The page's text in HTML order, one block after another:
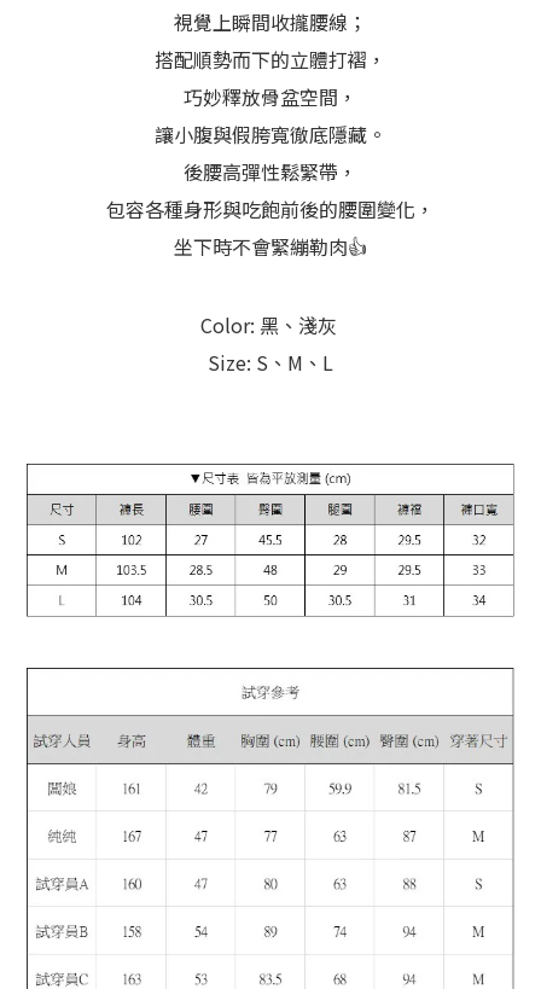
視覺上瞬間收攏腰線；
搭配順勢而下的立體打褶，
巧妙釋放骨盆空間，
讓小腹與假胯寬徹底隱藏。
後腰高彈性鬆緊帶，
包容各種身形與吃飽前後的腰圍變化，
坐下時不會緊繃勒肉👍
Color: 黑、淺灰
Size: S、M、L